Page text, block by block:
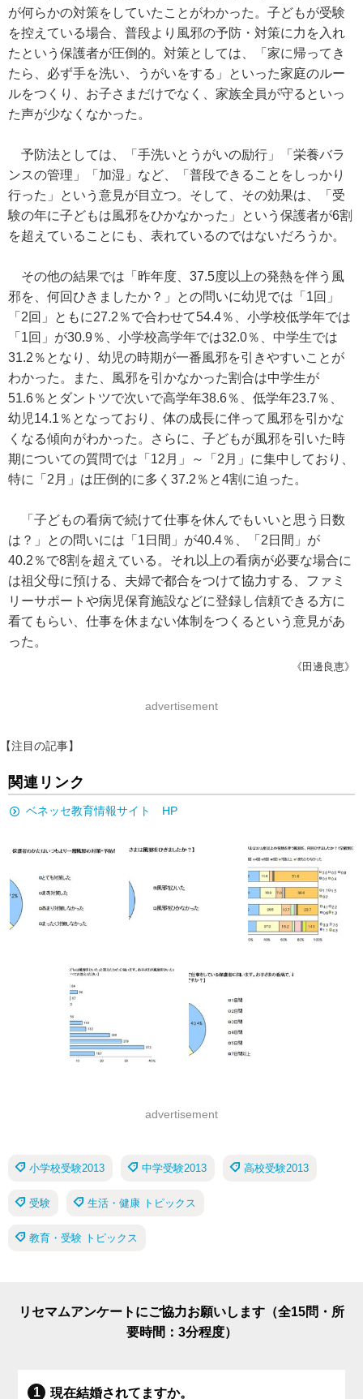
が何らかの対策をしていたことがわかった。子どもが受験
を控えている場合、普段より風邪の予防・対策に力を入れ
たという保護者が圧倒的。対策としては、「家に帰ってき
たら、必ず手を洗い、うがいをする」といった家庭のルー
ルをつくり、お子さまだけでなく、家族全員が守るといっ
た声が少なくなかった。
予防法としては、「手洗いとうがいの励行」「栄養バラ
ンスの管理」「加湿」など、「普段できることをしっかり
行った」という意見が目立つ。そして、その効果は、「受
験の年に子どもは風邪をひかなかった」という保護者が6割
を超えていることにも、表れているのではないだろうか。
その他の結果では「昨年度、37.5度以上の発熱を伴う風
邪を、何回ひきましたか？」との問いに幼児では「1回」
「2回」ともに27.2％で合わせて54.4％、小学校低学年では
「1回」が30.9％、小学校高学年では32.0％、中学生では
31.2％となり、幼児の時期が一番風邪を引きやすいことが
わかった。また、風邪を引かなかった割合は中学生が
51.6％とダントツで次いで高学年38.6％、低学年23.7％、
幼児14.1％となっており、体の成長に伴って風邪を引かな
くなる傾向がわかった。さらに、子どもが風邪を引いた時
期についての質問では「12月」～「2月」に集中しており、
特に「2月」は圧倒的に多く37.2％と4割に迫った。
「子どもの看病で続けて仕事を休んでもいいと思う日数
は？」との問いには「1日間」が40.4％、「2日間」が
40.2％で8割を超えている。それ以上の看病が必要な場合に
は祖父母に預ける、夫婦で都合をつけて協力する、ファミ
リーサポートや病児保育施設などに登録し信頼できる方に
看てもらい、仕事を休まない体制をつくるという意見があ
った。
《田邊良恵》
advertisement
【注目の記事】
関連リンク
ベネッセ教育情報サイト HP
advertisement
小学校受験2013 中学受験2013 高校受験2013
受験 生活・健康 トピックス
教育・受験 トピックス
リセマムアンケートにご協力お願いします（全15問・所
要時間：3分程度）
現在結婚されてますか。